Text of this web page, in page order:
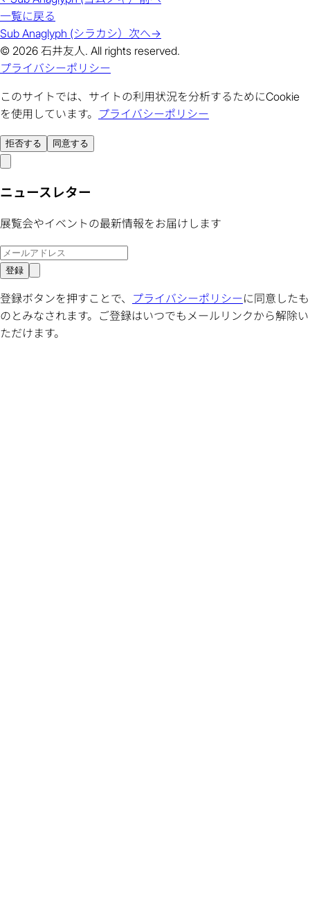
一覧に戻る
Sub Anaglyph (シラカシ） 次へ→
© 2026 石井友人. All rights reserved.
プライバシーポリシー
このサイトでは、サイトの利用状況を分析するためにCookie
を使用しています。 プライバシーポリシー
拒否する 同意する
ニュースレター
展覧会やイベントの最新情報をお届けします
登録
登録ボタンを押すことで、 プライバシーポリシーに同意したも
のとみなされます。ご登録はいつでもメールリンクから解除い
ただけます。